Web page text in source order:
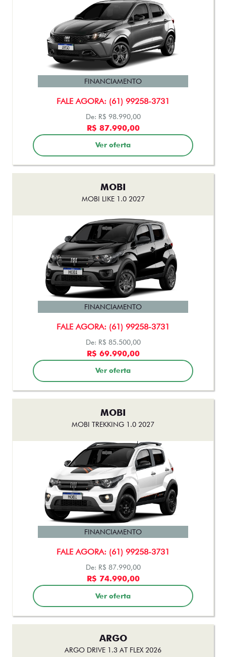
FALE AGORA: (61) 99258-3731
FINANCIAMENTO
De: R$ 98.990,00
R$ 87.990,00
Ver oferta
MOBI
MOBI LIKE 1.0 2027
FALE AGORA: (61) 99258-3731
FINANCIAMENTO
De: R$ 85.500,00
R$ 69.990,00
Ver oferta
MOBI
MOBI TREKKING 1.0 2027
FALE AGORA: (61) 99258-3731
FINANCIAMENTO
De: R$ 87.990,00
R$ 74.990,00
Ver oferta
ARGO
ARGO DRIVE 1.3 AT FLEX 2026